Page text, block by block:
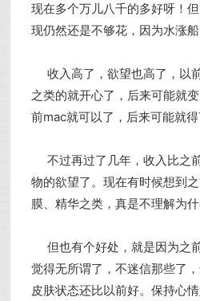
现在多个万儿八千的多好呀！
现仍然还是不够花，因为水涨船
收入高了，欲望也高了，以
之类的就开心了，后来可能就
前mac就可以了，后来可能就得
不过再过了几年，收入比之
物的欲望了。现在有时候想到
膜、精华之类，真是不理解为什
但也有个好处，就是因为之
觉得无所谓了，不迷信那些了
皮肤状态还比以前好。保持心